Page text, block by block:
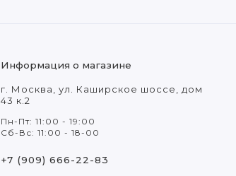
Информация о магазине
г. Москва, ул. Каширское шоссе, дом
43 к.2
Пн-Пт: 11:00 - 19:00
Сб-Вс: 11:00 - 18-00
+7 (909) 666-22-83